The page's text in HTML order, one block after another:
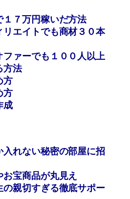
１７万円稼いだ方法
リエイトでも商材３０本
ファーでも１００人以上
方法
方
方
成
入れない秘密の部屋に招
お宝商品が丸見え
の親切すぎる徹底サポー